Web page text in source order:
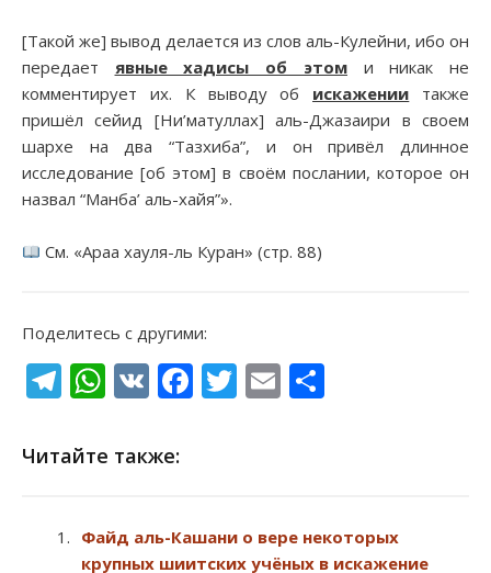
[Такой же] вывод делается из слов аль-Кулейни, ибо он
передает явные хадисы об этоми никак не
комментирует их. К выводу об искажении также
пришёл сейид [Ни’матуллах] аль-Джазаири в своем
шархе на два “Тазхиба”, и он привёл длинное
исследование [об этом] в своём послании, которое он
назвал “Манба’ аль-хайя”».
См. «Араа хауля-ль Куран» (стр. 88)
Поделитесь с другими:
Telegram
WhatsApp
VK Facebook
Twitter
Email
Читайте также:
Файд аль-Кашани о вере некоторых
крупных шиитских учёных в искажение